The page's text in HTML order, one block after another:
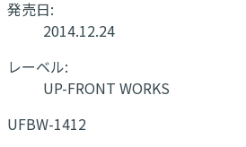
発売日:
2014.12.24
レーベル:
UP-FRONT WORKS
UFBW-1412